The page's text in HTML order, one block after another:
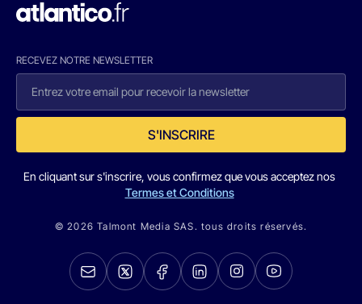
RECEVEZ NOTRE NEWSLETTER
S'INSCRIRE
En cliquant sur s'inscrire, vous confirmez que vous acceptez nos
Termes et Conditions
© 2026 Talmont Media SAS. tous droits réservés.